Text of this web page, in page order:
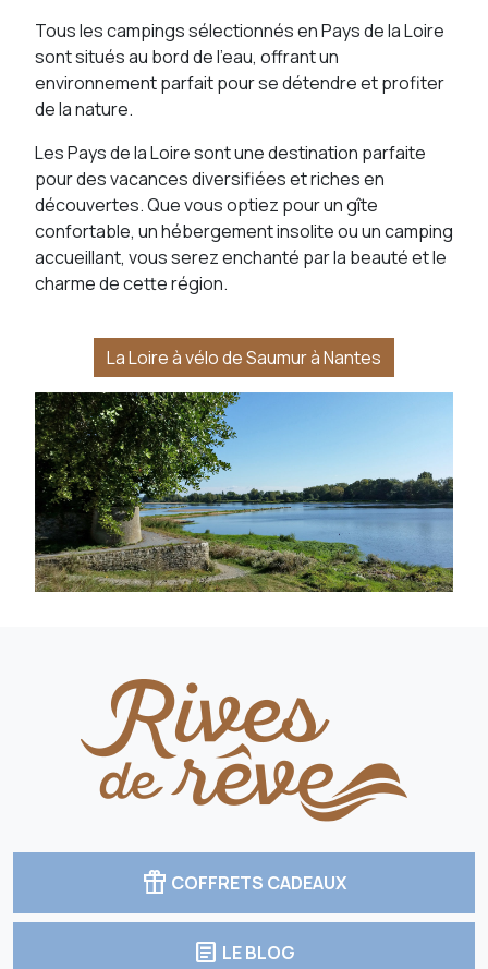
Tous les campings sélectionnés en Pays de la Loire
sont situés au bord de l’eau, offrant un
environnement parfait pour se détendre et profiter
de la nature.
Les Pays de la Loire sont une destination parfaite
pour des vacances diversifiées et riches en
découvertes. Que vous optiez pour un gîte
confortable, un hébergement insolite ou un camping
accueillant, vous serez enchanté par la beauté et le
charme de cette région.
La Loire à vélo de Saumur à Nantes
featured_seasonal_and_gifts COFFRETS CADEAUX
article LE BLOG